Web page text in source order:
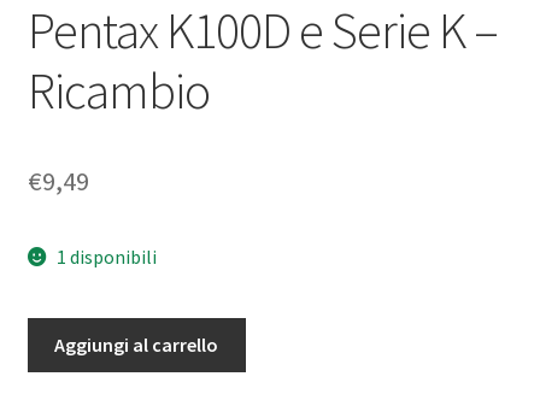
Pentax K100D e Serie K –
Ricambio
€9,49
1 disponibili
Originale
Aggiungi al carrello